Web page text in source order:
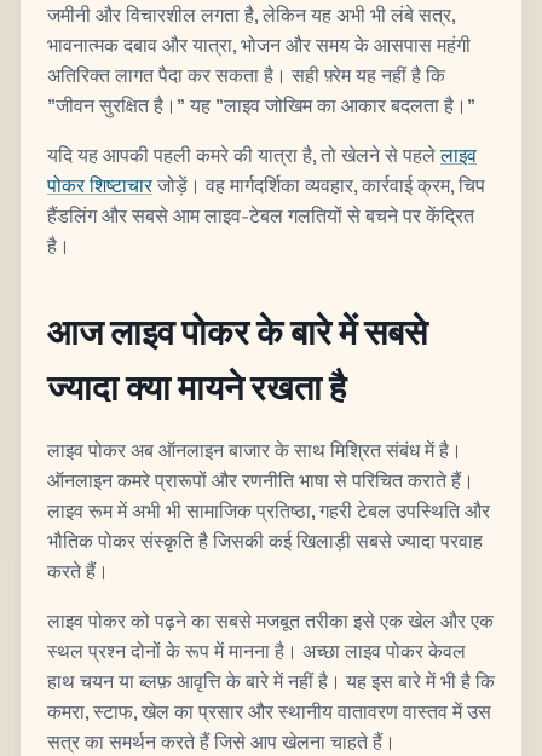
जमीनी और विचारशील लगता है, लेकिन यह अभी भी लंबे सत्र,
भावनात्मक दबाव और यात्रा, भोजन और समय के आसपास महंगी
अतिरिक्त लागत पैदा कर सकता है। सही फ़्रेम यह नहीं है कि
"जीवन सुरक्षित है।" यह "लाइव जोखिम का आकार बदलता है।"
यदि यह आपकी पहली कमरे की यात्रा है, तो खेलने से पहलेलाइव
पोकर शिष्टाचारजोड़ें। वह मार्गदर्शिका व्यवहार, कार्रवाई क्रम, चिप
हैंडलिंग और सबसे आम लाइव-टेबल गलतियों से बचने पर केंद्रित
है।
आज लाइव पोकर के बारे में सबसे
ज्यादा क्या मायने रखता है
लाइव पोकर अब ऑनलाइन बाजार के साथ मिश्रित संबंध में है।
ऑनलाइन कमरे प्रारूपों और रणनीति भाषा से परिचित कराते हैं।
लाइव रूम में अभी भी सामाजिक प्रतिष्ठा, गहरी टेबल उपस्थिति और
भौतिक पोकर संस्कृति है जिसकी कई खिलाड़ी सबसे ज्यादा परवाह
करते हैं।
लाइव पोकर को पढ़ने का सबसे मजबूत तरीका इसे एक खेल और एक
स्थल प्रश्न दोनों के रूप में मानना ​​है। अच्छा लाइव पोकर केवल
हाथ चयन या ब्लफ़ आवृत्ति के बारे में नहीं है। यह इस बारे में भी है कि
कमरा, स्टाफ, खेल का प्रसार और स्थानीय वातावरण वास्तव में उस
सत्र का समर्थन करते हैं जिसे आप खेलना चाहते हैं।